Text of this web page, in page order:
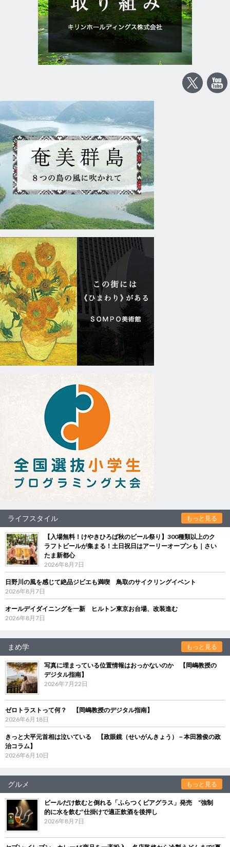
ライフスタイル もっと見る
【入場無料！けやきひろば秋のビール祭り】300種類以上のク
ラフトビールが集まる！土日祝日はアーリーオープンも｜さい
たま新都心
2026年8月7日
日野川の風を感じて絶品ジビエも満喫 鳥取のサイクリングイベント
2026年8月7日
オールデイダイニングを一新 ヒルトン東京お台場、改装進む
2026年8月7日
まめ学 もっと見る
写真に埋まっている位置情報はおっかないのか 【岡嶋教授の
デジタル指南】
2026年7月22日
ゼロトラストって何？ 【岡嶋教授のデジタル指南】
2026年6月18日
きっと大平元首相は泣いている 【政眼鏡（せいがんきょう）－本田雅俊の政
治コラム】
2026年6月10日
グルメ もっと見る
ビールだけ飲むと倒れる「ふらつくビアグラス」発売 “強制
的に水を飲む”仕掛けで適正飲酒を後押し
2026年8月7日